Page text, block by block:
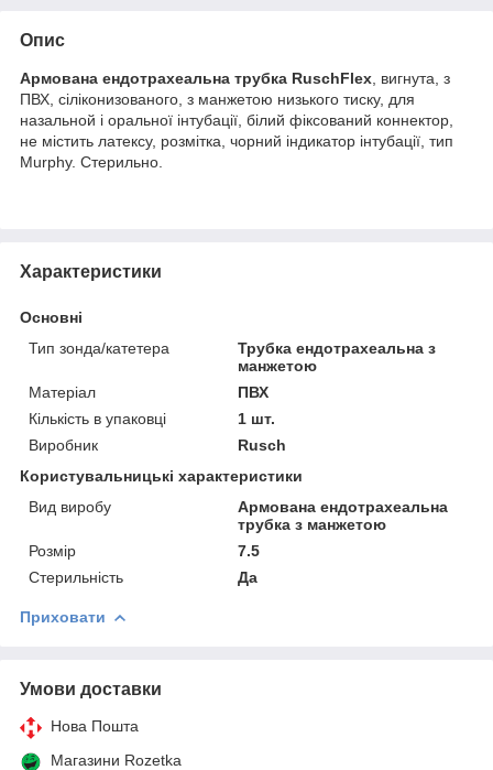
Опис
Армована ендотрахеальна трубка RuschFlex , вигнута, з
ПВХ, сіліконизованого, з манжетою низького тиску, для
назальной і оральної інтубації, білий фіксований коннектор,
не містить латексу, розмітка, чорний індикатор інтубації, тип
Murphy. Стерильно.
Характеристики
Основні
Тип зонда/катетера
Трубка ендотрахеальна з
манжетою
Матеріал
ПВХ
Кількість в упаковці
1 шт.
Виробник
Rusch
Користувальницькі характеристики
Вид виробу
Армована ендотрахеальна
трубка з манжетою
Розмір
7.5
Стерильність
Да
Приховати
Умови доставки
Нова Пошта
Магазини Rozetka